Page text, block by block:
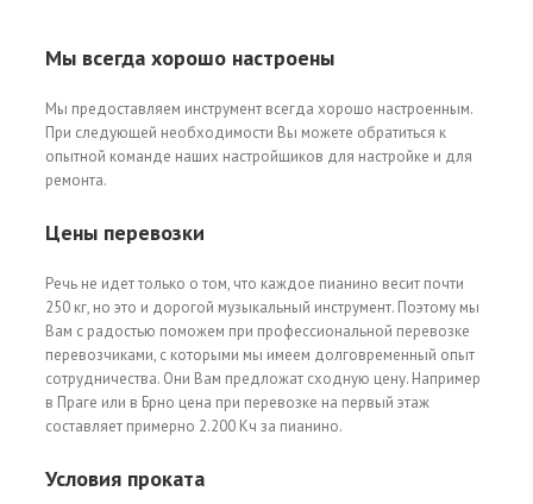
Мы всегда хорошо настроены
Мы предоставляем инструмент всегда хорошо настроенным.
При следующей необходимости Вы можете обратиться к
опытной команде наших настройщиков для настройке и для
ремонта.
Цены перевозки
Речь не идет только о том, что каждое пианино весит почти
250 кг, но это и дорогой музыкальный инструмент. Поэтому мы
Вам с радостью поможем при профессиональной перевозке
перевозчиками, с которыми мы имеем долговременный опыт
сотрудничества. Они Вам предложат сходную цену. Например
в Праге или в Брно цена при перевозке на первый этаж
составляет примерно 2.200 Kч за пианино.
Условия проката